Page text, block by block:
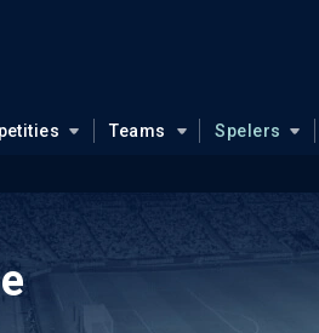
Teams Spelers